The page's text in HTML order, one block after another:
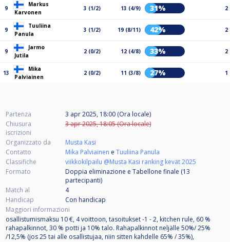
9
Markus
Karvonen
3 (1/2) 13 (4/9) 31% 2
9
Tuuliina
Panula
3 (1/2) 19 (8/11) 42% 2
9
Jarmo
Jutila
2 (0/2) 12 (4/8) 33% 2
13
Mika
Palviainen
2 (0/2) 11 (3/8) 27% 1
Partenza
3 apr 2025, 18:00 (Ora locale)
Chiusura
iscrizioni
3 apr 2025, 18:05 (Ora locale)
Organizzato da
Musta Kasi
Contatto
Mika Palviainen e Tuuliina Panula
Classifiche
viikkokilpailu @Musta Kasi ranking kevät 2025
Formato
Doppia eliminazione e Tabellone finale (13
partecipanti)
Match al
4
Handicap
Con handicap
Maggiori informazioni
osallistumismaksu 10 €, 4 voittoon, tasoitukset -1 - 2, kitchen rule, 60 %
rahapalkinnot, 30 % potti ja 10% talo. Rahapalkinnot neljälle 50%/ 25%
/12,5% (jos 25 tai alle osallistujaa, niin sitten kahdelle 65% / 35%),